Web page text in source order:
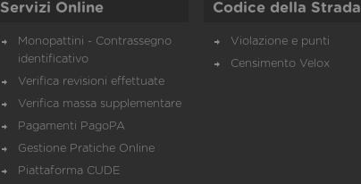
Servizi Online
Monopattini - Contrassegno
identificativo
Verifica revisioni effettuate
Verifica massa supplementare
Pagamenti PagoPA
Gestione Pratiche Online
Piattaforma CUDE
Codice della Strada
Violazione e punti
Censimento Velox